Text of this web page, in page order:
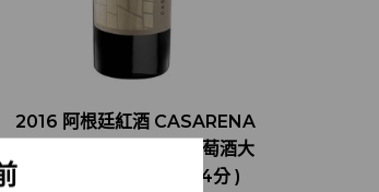
2016 阿根廷紅酒 CASARENA
DNA MALBEC (英國葡萄酒大
師TIM ATKIN MW 94分 )